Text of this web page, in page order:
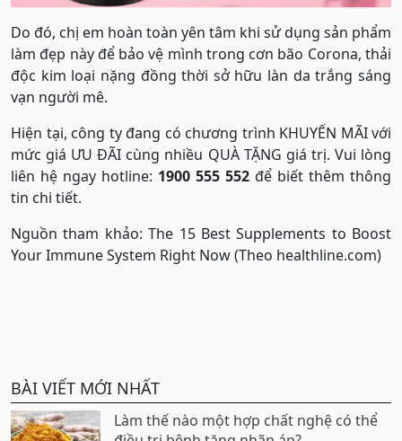
Do đó, chị em hoàn toàn yên tâm khi sử dụng sản phẩm
làm đẹp này để bảo vệ mình trong cơn bão Corona, thải
độc kim loại nặng đồng thời sở hữu làn da trắng sáng
vạn người mê.
Hiện tại, công ty đang có chương trình KHUYẾN MÃI với
mức giá ƯU ĐÃI cùng nhiều QUÀ TẶNG giá trị. Vui lòng
liên hệ ngay hotline: 1900 555 552 để biết thêm thông
tin chi tiết.
Nguồn tham khảo: The 15 Best Supplements to Boost
Your Immune System Right Now (Theo healthline.com)
BÀI VIẾT MỚI NHẤT
Làm thế nào một hợp chất nghệ có thể